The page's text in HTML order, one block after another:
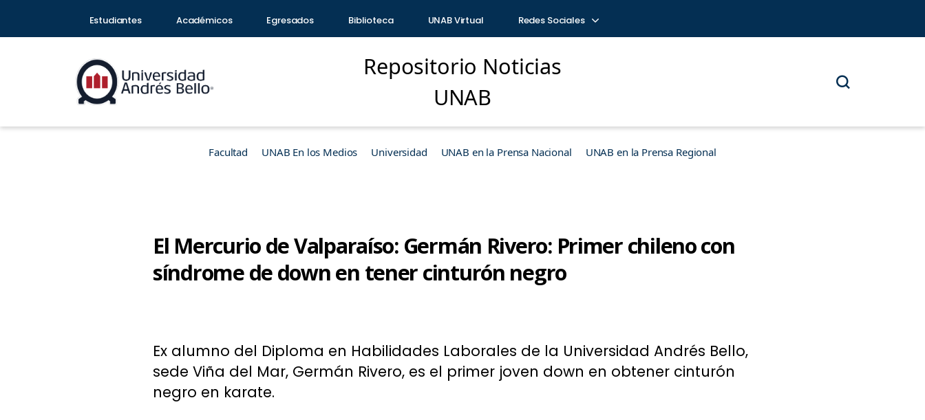
Estudiantes Académicos Egresados Biblioteca UNAB Virtual Redes Sociales
Repositorio Noticias
UNAB
Facultad UNAB En los Medios Universidad UNAB en la Prensa Nacional UNAB en la Prensa Regional
El Mercurio de Valparaíso: Germán Rivero: Primer chileno con
síndrome de down en tener cinturón negro
Ex alumno del Diploma en Habilidades Laborales de la Universidad Andrés Bello,
sede Viña del Mar, Germán Rivero, es el primer joven down en obtener cinturón
negro en karate.